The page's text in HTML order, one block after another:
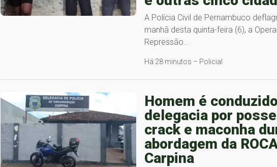
A Polícia Civil de Pernambuco
manhã desta quinta-feira (6), a
Repressão…
Há 28 minutos – Policial
Homem é
delegacia por
crack e maconha
abordagem da
Carpina